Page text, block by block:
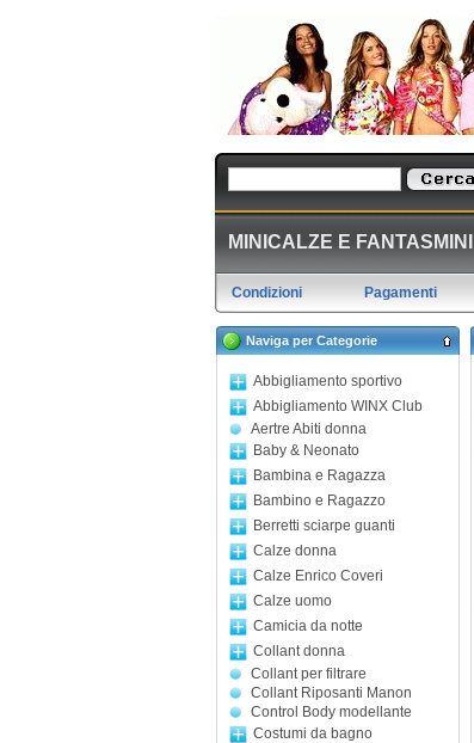
MINICALZE E FANTASMINI
Condizioni Pagamenti
Naviga per Categorie
Abbigliamento sportivo
Abbigliamento WINX Club
Aertre Abiti donna
Baby & Neonato
Bambina e Ragazza
Bambino e Ragazzo
Berretti sciarpe guanti
Calze donna
Calze Enrico Coveri
Calze uomo
Camicia da notte
Collant donna
Collant per filtrare
Collant Riposanti Manon
Control Body modellante
Costumi da bagno